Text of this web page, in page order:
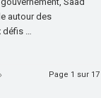
autour des
…
Page 1 sur 17